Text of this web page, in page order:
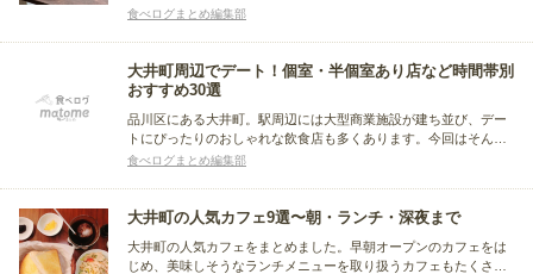
大井町には、新しいカフェと昔ながらの喫茶店が混在していま
食べログまとめ編集部
大井町周辺でデート！個室・半個室あり店など時間帯別
おすすめ30選
品川区にある大井町。駅周辺には大型商業施設が建ち並び、デー
トにぴったりのおしゃれな飲食店も多くあります。今回はそんな
大井町で、デートにおすすめのお店をまとめました。ディナー・
食べログまとめ編集部
大井町の人気カフェ9選〜朝・ランチ・深夜まで
大井町の人気カフェをまとめました。早朝オープンのカフェをは
じめ、美味しそうなランチメニューを取り扱うカフェもたくさん